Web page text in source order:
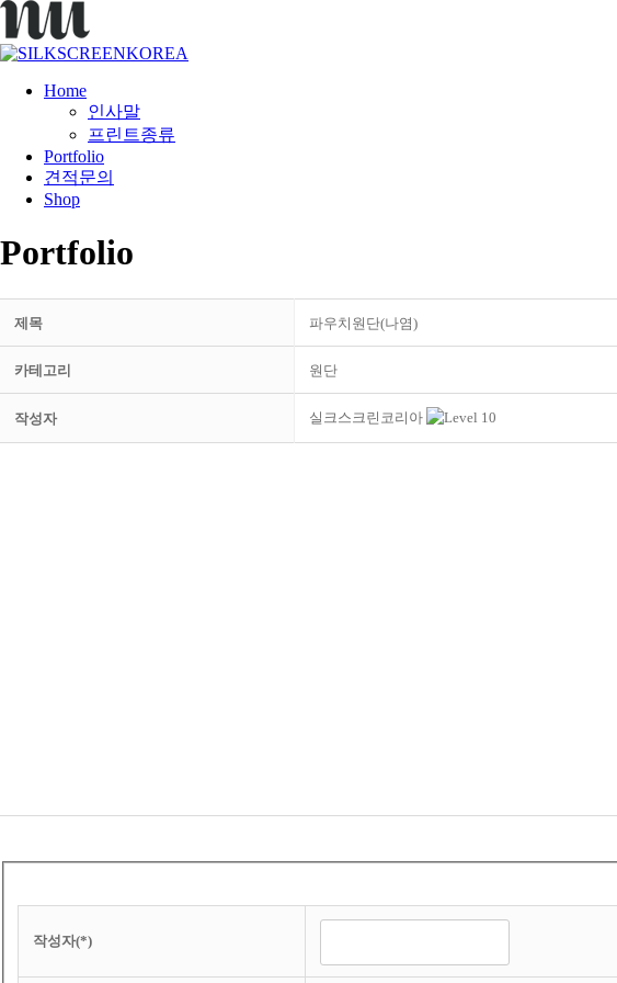
Home
인사말
프린트종류
Portfolio
견적문의
Shop
Portfolio
제목 파우치원단(나염)
카테고리 원단
작성자 실크스크린코리아
작성자(*)